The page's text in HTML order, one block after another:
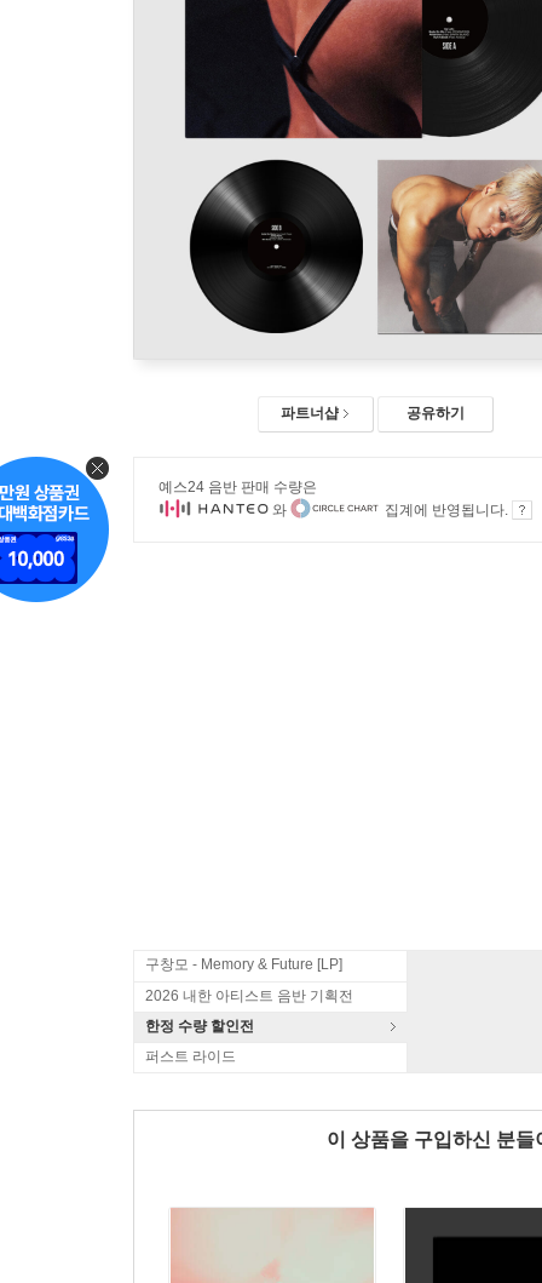
파트너샵 공유하기
예스24 음반 판매 수량은
와
집계에 반영됩니다.
구창모 - Memory & Future [LP]
2026 내한 아티스트 음반 기획전
한정 수량 할인전
퍼스트 라이드
이 상품을 구입하신 분